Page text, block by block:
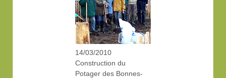
14/03/2010
Construction du
Potager des Bonnes-